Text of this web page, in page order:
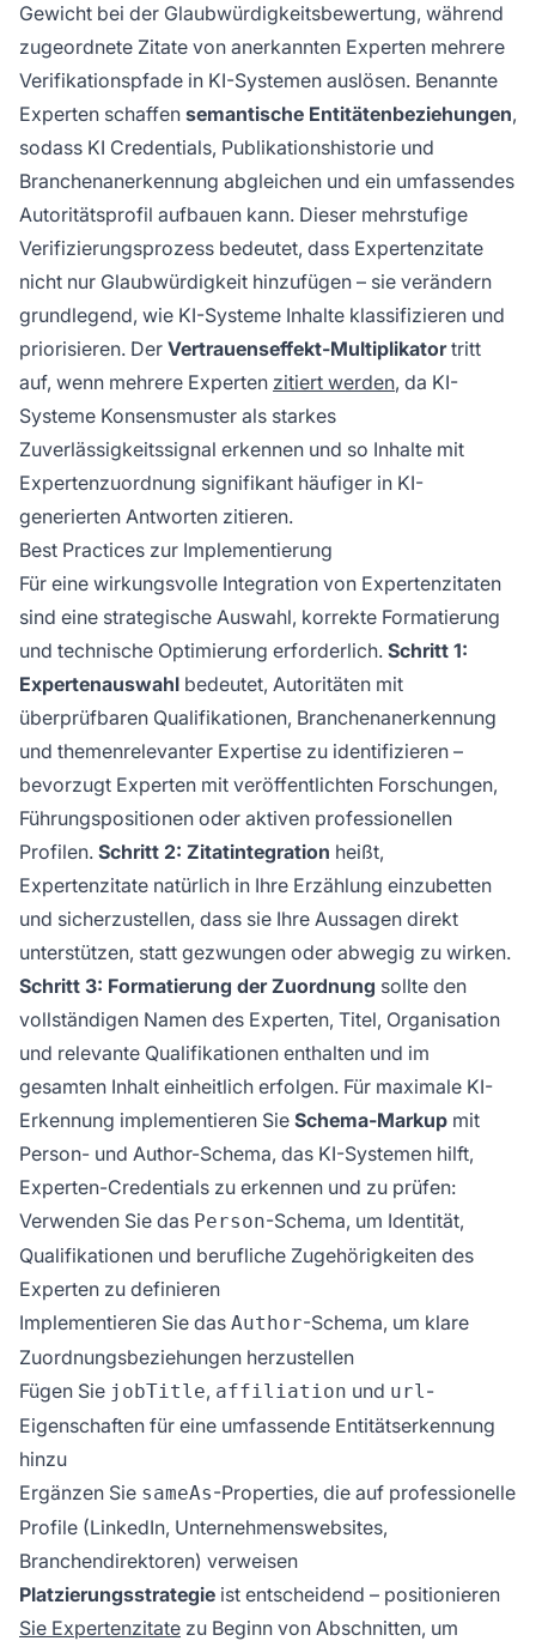
Gewicht bei der Glaubwürdigkeitsbewertung, während
zugeordnete Zitate von anerkannten Experten mehrere
Verifikationspfade in KI-Systemen auslösen. Benannte
Experten schaffen semantische Entitätenbeziehungen,
sodass KI Credentials, Publikationshistorie und
Branchenanerkennung abgleichen und ein umfassendes
Autoritätsprofil aufbauen kann. Dieser mehrstufige
Verifizierungsprozess bedeutet, dass Expertenzitate
nicht nur Glaubwürdigkeit hinzufügen – sie verändern
grundlegend, wie KI-Systeme Inhalte klassifizieren und
priorisieren. Der Vertrauenseffekt-Multiplikatortritt
auf, wenn mehrere Experten zitiert werden, da KI-
Systeme Konsensmuster als starkes
Zuverlässigkeitssignal erkennen und so Inhalte mit
Expertenzuordnung signifikant häufiger in KI-
generierten Antworten zitieren.
Best Practices zur Implementierung
Für eine wirkungsvolle Integration von Expertenzitaten
sind eine strategische Auswahl, korrekte Formatierung
und technische Optimierung erforderlich. Schritt 1:
Expertenauswahl bedeutet, Autoritäten mit
überprüfbaren Qualifikationen, Branchenanerkennung
und themenrelevanter Expertise zu identifizieren –
bevorzugt Experten mit veröffentlichten Forschungen,
Führungspositionen oder aktiven professionellen
Profilen. Schritt 2: Zitatintegration heißt,
Expertenzitate natürlich in Ihre Erzählung einzubetten
und sicherzustellen, dass sie Ihre Aussagen direkt
unterstützen, statt gezwungen oder abwegig zu wirken.
Schritt 3: Formatierung der Zuordnung sollte den
vollständigen Namen des Experten, Titel, Organisation
und relevante Qualifikationen enthalten und im
gesamten Inhalt einheitlich erfolgen. Für maximale KI-
Erkennung implementieren Sie Schema-Markup mit
Person- und Author-Schema, das KI-Systemen hilft,
Experten-Credentials zu erkennen und zu prüfen:
Verwenden Sie das Person-Schema, um Identität,
Qualifikationen und berufliche Zugehörigkeiten des
Experten zu definieren
Implementieren Sie das Author-Schema, um klare
Zuordnungsbeziehungen herzustellen
Fügen Sie jobTitle, affiliation und url-
Eigenschaften für eine umfassende Entitätserkennung
hinzu
Ergänzen Sie sameAs-Properties, die auf professionelle
Profile (LinkedIn, Unternehmenswebsites,
Branchendirektoren) verweisen
Platzierungsstrategie ist entscheidend – positionieren
Sie Expertenzitate zu Beginn von Abschnitten, um